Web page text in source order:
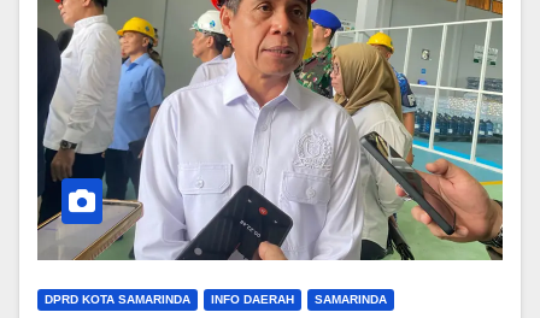
DPRD KOTA SAMARINDA INFO DAERAH SAMARINDA